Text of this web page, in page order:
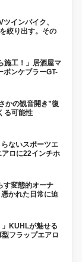
インバイク、
絞り出す。その
施工！」居酒屋マ
ボンケブラーGT-
かの観音開き”復
る可能性
ないスポーツエ
ロに22インチホ
す変態的オーナ
かれた日常に迫
」KUHLが魅せる
フラップエアロ